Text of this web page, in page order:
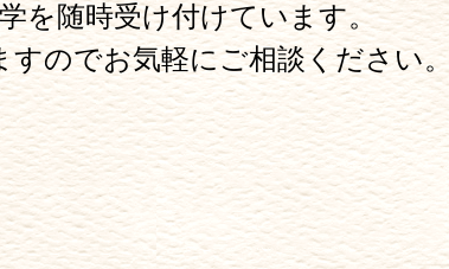
を随時受け付けています。
すのでお気軽にご相談ください。